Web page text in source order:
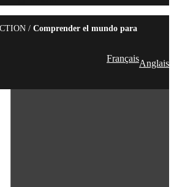
/ Comprender el mundo para
FrançaisAnglais